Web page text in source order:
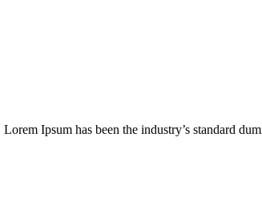
Ipsum has been the industry’s standard